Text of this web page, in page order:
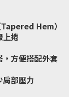
Hem）
上捲
方便搭配外套
部壓力